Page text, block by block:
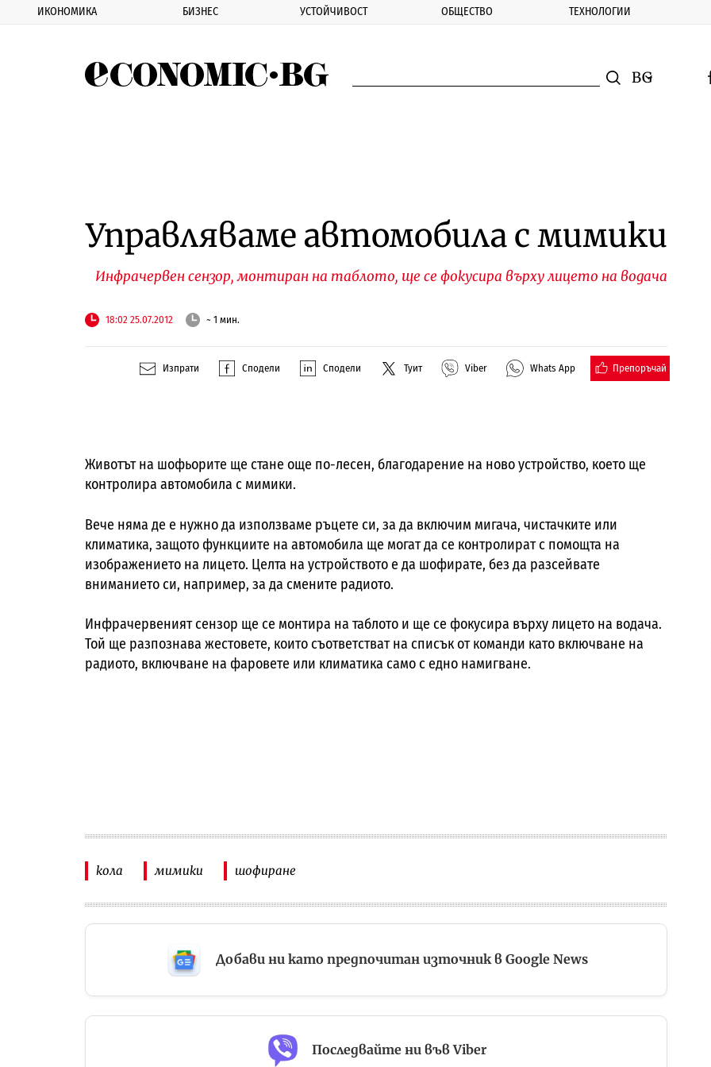
ИКОНОМИКА БИЗНЕС УСТОЙЧИВОСТ ОБЩЕСТВО ТЕХНОЛОГИИ
Смяна на
Управляваме автомобила с мимики
Инфрачервен сензор, монтиран на таблото, ще се фокусира върху лицето на водача
18:02 25.07.2012 ~ 1 мин.
Изпрати Сподели Сподели Туит Viber Whats App Препоръчай
Животът на шофьорите ще стане още по-лесен, благодарение на ново устройство, което ще
контролира автомобила с мимики.
Вече няма де е нужно да използваме ръцете си, за да включим мигача, чистачките или
климатика, защото функциите на автомобила ще могат да се контролират с помощта на
изображението на лицето. Целта на устройството е да шофирате, без да разсейвате
вниманието си, например, за да смените радиото.
Инфрачервеният сензор ще се монтира на таблото и ще се фокусира върху лицето на водача.
Той ще разпознава жестовете, които съответстват на списък от команди като включване на
радиото, включване на фаровете или климатика само с едно намигване.
кола мимики шофиране
Добави ни като предпочитан източник в Google News
Последвайте ни във Viber